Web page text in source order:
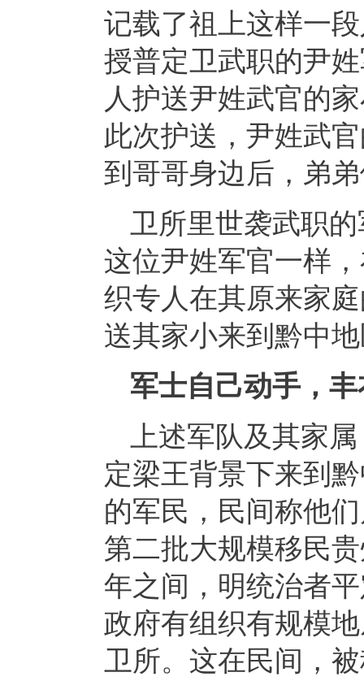
记载了祖上这样一
授普定卫武职的尹
人护送尹姓武官的
此次护送，尹姓武
到哥哥身边后，弟
卫所里世袭武职
这位尹姓军官一样
织专人在其原来家
送其家小来到黔中
军士自己动手，
上述军队及其家
定梁王背景下来到
的军民，民间称他
第二批大规模移民
年之间，明统治者
政府有组织有规模
卫所。这在民间，